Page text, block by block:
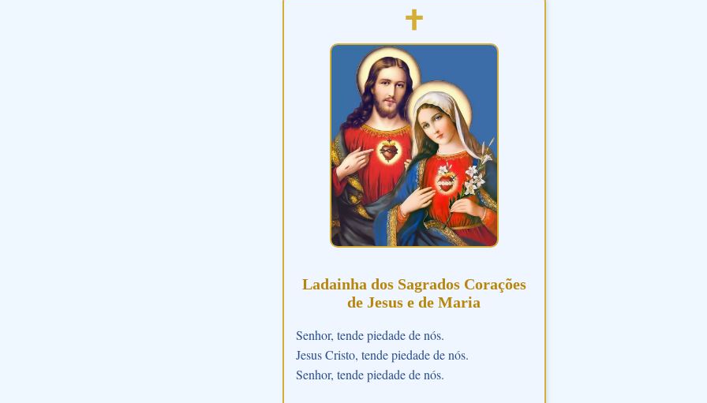
Ladainha dos Sagrados Corações
de Jesus e de Maria
Senhor, tende piedade de nós.
Jesus Cristo, tende piedade de nós.
Senhor, tende piedade de nós.